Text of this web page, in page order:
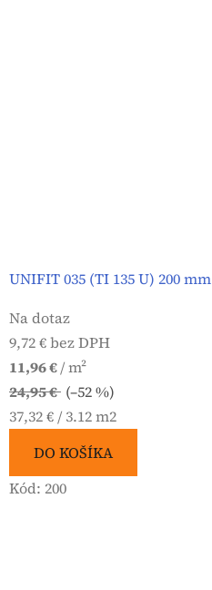
UNIFIT 035 (TI 135 U) 200 mm
Na dotaz
9,72 € bez DPH
11,96 €/ m²
24,95 € (–52 %)
Jednotková
37,32 € / 3.12 m2
DO KOŠÍKA
Kód: 200